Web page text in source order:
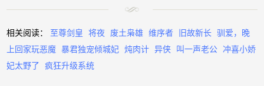
相关阅读： 至尊剑皇 将夜 废土枭雄 维序者 旧故新长
驯爱，晚
上回家玩恶魔
暴君独宠倾城妃 炖肉计 异侠 叫一声老公
冲喜小娇
妃太野了
疯狂升级系统